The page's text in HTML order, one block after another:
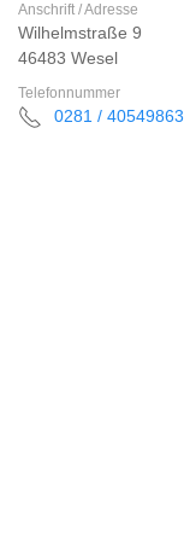
Anschrift / Adresse
Wilhelmstraße 9
46483 Wesel
Telefonnummer
0281 / 40549863